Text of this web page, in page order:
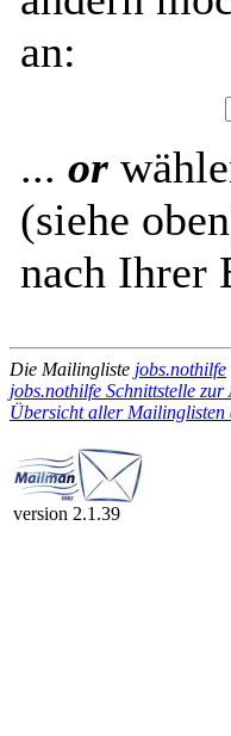
an:
... or
(siehe
nach Ihrer
Die Mailingliste jobs.nothilfe
jobs.nothilfe Schnittstelle
Übersicht aller Mailinglisten
version 2.1.39